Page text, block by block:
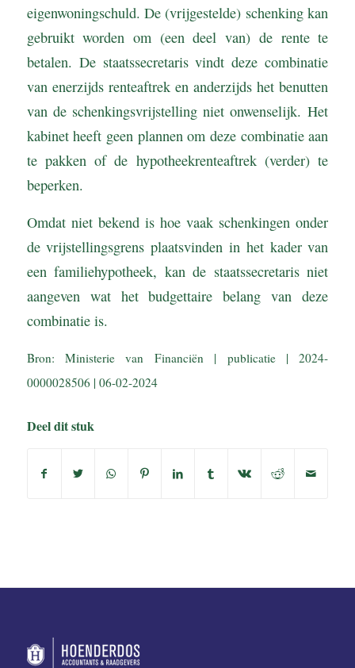
eigenwoningschuld. De (vrijgestelde) schenking kan
gebruikt worden om (een deel van) de rente te
betalen. De staatssecretaris vindt deze combinatie
van enerzijds renteaftrek en anderzijds het benutten
van de schenkingsvrijstelling niet onwenselijk. Het
kabinet heeft geen plannen om deze combinatie aan
te pakken of de hypotheekrenteaftrek (verder) te
beperken.
Omdat niet bekend is hoe vaak schenkingen onder
de vrijstellingsgrens plaatsvinden in het kader van
een familiehypotheek, kan de staatssecretaris niet
aangeven wat het budgettaire belang van deze
combinatie is.
Bron: Ministerie van Financiën | publicatie | 2024-
0000028506 | 06-02-2024
Deel dit stuk